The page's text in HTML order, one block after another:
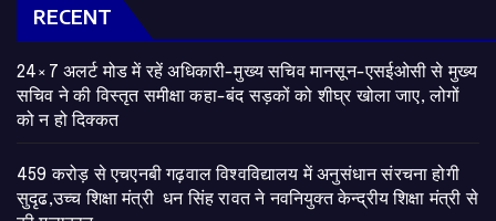
RECENT
24×7 अलर्ट मोड में रहें अधिकारी-मुख्य सचिव मानसून-एसईओसी से मुख्य
सचिव ने की विस्तृत समीक्षा कहा-बंद सड़कों को शीघ्र खोला जाए, लोगों
को न हो दिक्कत
459 करोड़ से एचएनबी गढ़वाल विश्वविद्यालय में अनुसंधान संरचना होगी
सुदृढ,उच्च शिक्षा मंत्री धन सिंह रावत ने नवनियुक्त केन्द्रीय शिक्षा मंत्री से